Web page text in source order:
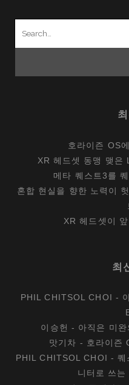
호라이즌 OS
XR 헤드셋 동맹 맺은
메타 퀘스트3를
혼합 현실을 향한 노력이
XR 헤드셋이
최
PHIL CHITSOL CHOI -
이승헌 - 아직은 미
맛기차 - 호라이즌
PHIL CHITSOL CHOI -퀘
니터로 쓰는